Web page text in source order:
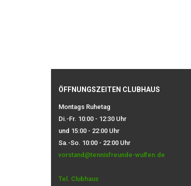
ÖFFNUNGSZEITEN CLUBHAUS
Montags Ruhetag
Di.-Fr. 10:00 - 12:30 Uhr
und 15:00 - 22:00 Uhr
Sa.-So. 10:00 - 22:00 Uhr
vorstand@tennisfreunde-wulfen.de
Tel. Clubhaus